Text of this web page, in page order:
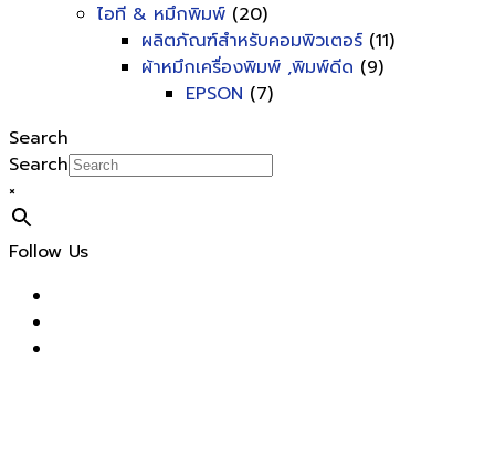
ไอที & หมึกพิมพ์ (20)
ผลิตภัณฑ์สำหรับคอมพิวเตอร์ (11)
ผ้าหมึกเครื่องพิมพ์ ,พิมพ์ดีด (9)
EPSON (7)
Search
Search
×
Follow Us